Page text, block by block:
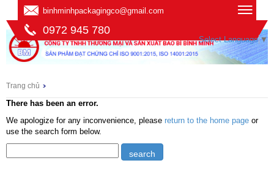
binhminhpackagingco@gmail.com
0972 945 780
Select Language ▼
Trang chủ
There has been an error.
We apologize for any inconvenience, please return to the home page or
use the search form below.